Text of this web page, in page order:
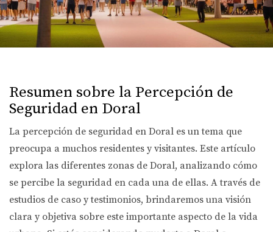
Resumen sobre la Percepción de
Seguridad en Doral
La percepción de seguridad en Doral es un tema que
preocupa a muchos residentes y visitantes. Este artículo
explora las diferentes zonas de Doral, analizando cómo
se percibe la seguridad en cada una de ellas. A través de
estudios de caso y testimonios, brindaremos una visión
clara y objetiva sobre este importante aspecto de la vida